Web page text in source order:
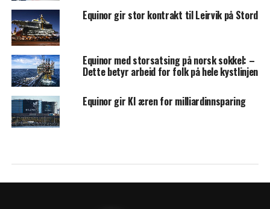
Equinor gir stor kontrakt til Leirvik på Stord
Equinor med storsatsing på norsk sokkel: –
Dette betyr arbeid for folk på hele kystlinjen
Equinor gir KI æren for milliardinnsparing